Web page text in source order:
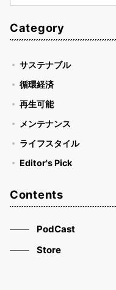
索
Category
サステナブル
循環経済
再生可能
メンテナンス
ライフスタイル
Editor's Pick
Contents
PodCast
Store